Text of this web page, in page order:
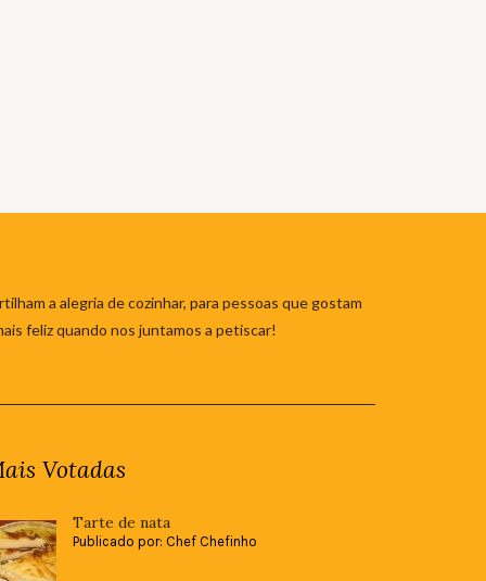
a alegria de cozinhar, para pessoas que gostam
feliz quando nos juntamos a petiscar!
Votadas
Tarte de nata
Publicado por: Chef Chefinho